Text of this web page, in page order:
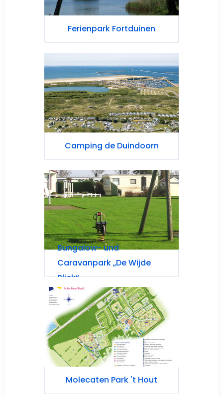
Ferienpark Fortduinen
Camping de Duindoorn
Bungalow- und
Caravanpark „De Wijde
Blick“
Molecaten Park 't Hout